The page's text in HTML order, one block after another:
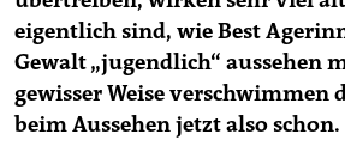
eigentlich sind, wie Best
Gewalt „jugendlich“ aussehen
gewisser Weise verschwimmen
beim Aussehen jetzt also schon.